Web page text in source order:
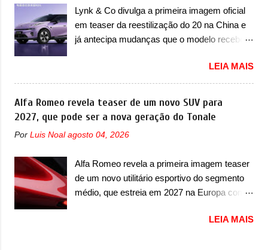
para todo mundo, ou seja, limitado demais.
Ele será equipado com um motor V10
Supercharger capaz de desenvolver cerca de
ainda confirmou que o esportivo será
apresentado no terceiro trimestre de 2026, ou
seja, acontecerá entre os meses de julho e
a estreia deve aparecer neste mês ou até o
dia 30 de setembro. A marca confirmou que
vai apresentar um "protótipo de pré-produção,
de altíssimo desempenho, exclusivo para
pistas" , que vai antecipar as futuras versões
Jensen descreveu o misterioso esportivo
como um “protótipo aprimorado” que
estabelece as bases para "div...
Lynk & Co divulga a primeira imagem oficial
em teaser da reestilização do 20 na China e
já antecipa mudanças que o modelo receberá
vai apresentar na China as primeiras
mudanças para o Z20, um misto de hatch
com SUV que é vendido no mercado chinês
desde o lançamento, em 2024. Agora, o
modelo passará por sua primeira mudança
visual e também mudará de nome. Vendido
passará a ser vendido na China apenas
como ‘20’. Junto das mudanças visuais, a
marca confirmou que ele pode ser um dos
novo motor elétrico. Chamado de ’16 em 1’,
LEIA MAIS
Alfa Romeo revela teaser de um novo SUV para
2027, que pode ser a nova geração do Tonale
Por Luis Noal agosto 04, 2026
Alfa Romeo revela a primeira imagem teaser
de um novo utilitário esportivo do segmento
médio, que estreia em 2027 na Europa com
revelou a primeira imagem teaser de um
LEIA MAIS